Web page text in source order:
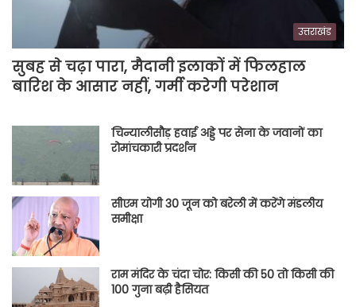
उत्तराखंड
सुबह से चढ़ा पारा, मैदानी इलाकों में फिलहाल
बारिश के आसार नहीं, गर्मी करेगी परेशान
चिन्यालीसौड़ हवाई अड्डे पर सेना के जवानों का
रोमांचकारी प्रदर्शन
सीएम योगी 30 जून को बरेली में करेंगे मंडलीय
समीक्षा
राम मंदिर के चंदा चोर: किसी की 50 तो किसी की
100 गुना बढ़ी हैसियत